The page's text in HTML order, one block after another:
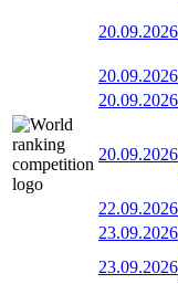
20.09.2026
20.09.2026
20.09.2026
20.09.2026
22.09.2026
23.09.2026
23.09.2026